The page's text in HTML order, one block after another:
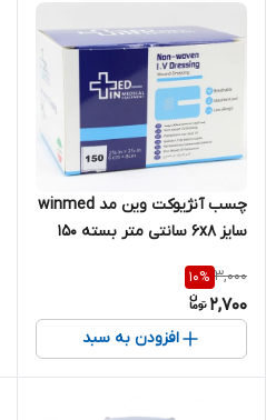
چسب آنژیوکت وین مد winmed
سایز 6x8 سانتی متر بسته 150
3,000
10%
2,700
افزودن به سبد